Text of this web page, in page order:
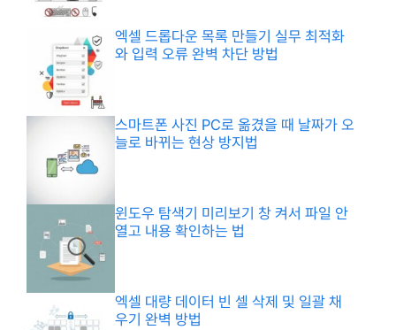
엑셀 드롭다운 목록 만들기 실무 최적화
와 입력 오류 완벽 차단 방법
스마트폰 사진 PC로 옮겼을 때 날짜가 오
늘로 바뀌는 현상 방지법
윈도우 탐색기 미리보기 창 켜서 파일 안
열고 내용 확인하는 법
엑셀 대량 데이터 빈 셀 삭제 및 일괄 채
우기 완벽 방법